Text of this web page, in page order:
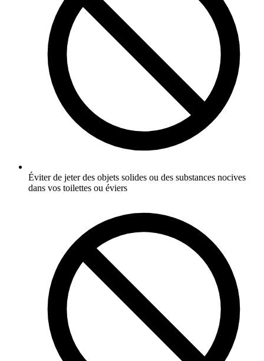
Éviter de jeter des objets solides ou des substances nocives
dans vos toilettes ou éviers